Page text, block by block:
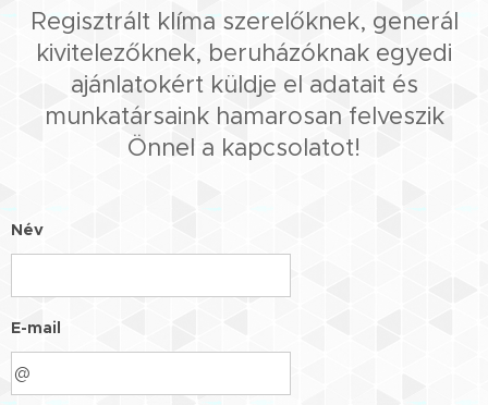
Regisztrált klíma szerelőknek, generál
kivitelezőknek, beruházóknak egyedi
ajánlatokért küldje el adatait és
munkatársaink hamarosan felveszik
Önnel a kapcsolatot!
Név
E-mail